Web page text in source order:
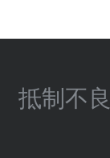
抵制不